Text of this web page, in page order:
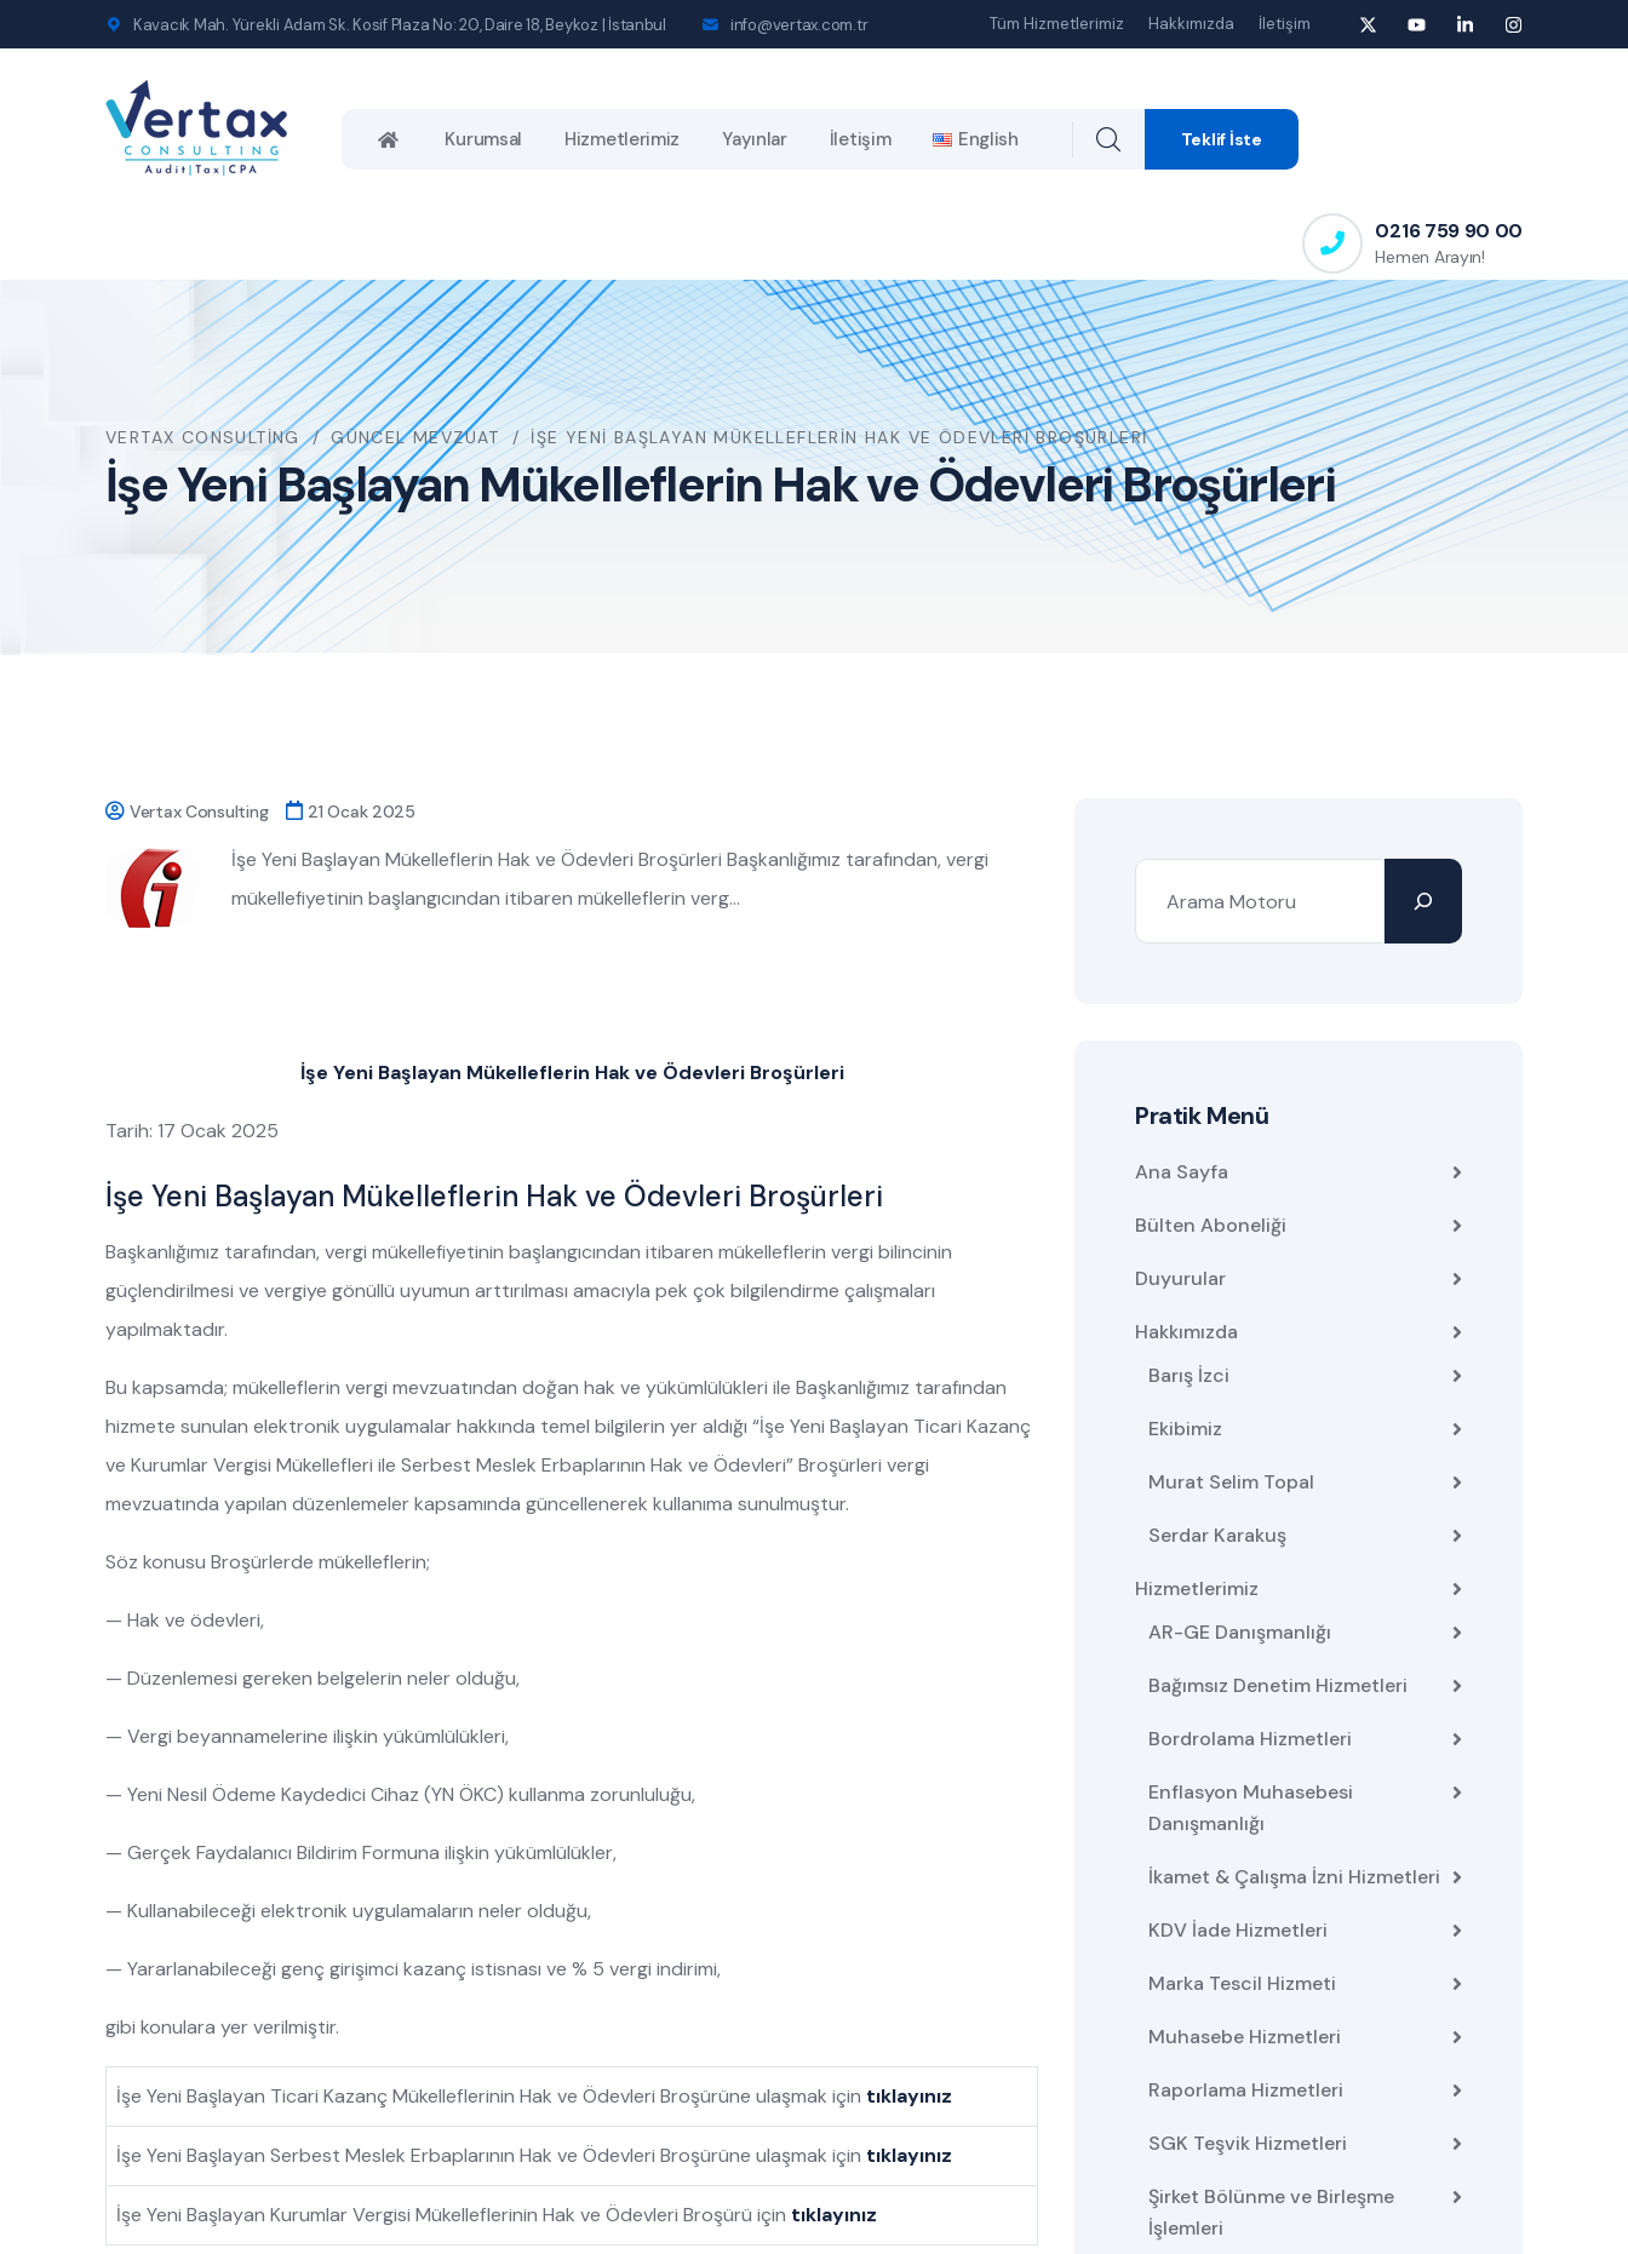
Kavacık Mah. Yürekli Adam Sk. Kosif Plaza No: 20, Daire 18, Beykoz | İstanbul info@vertax.com.tr Tüm Hizmetlerimiz Hakkımızda İletişim
Kurumsal Hizmetlerimiz Yayınlar İletişim English Teklif İste
0216 759 90 00
Hemen Arayın!
VERTAX CONSULTING GÜNCEL MEVZUAT İŞE YENI BAŞLAYAN MÜKELLEFLERIN HAK VE ÖDEVLERI BROŞÜRLERI
İşe Yeni Başlayan Mükelleflerin Hak ve Ödevleri Broşürleri
Vertax Consulting 21 Ocak 2025
İşe Yeni Başlayan Mükelleflerin Hak ve Ödevleri Broşürleri Başkanlığımız tarafından, vergi
mükellefiyetinin başlangıcından itibaren mükelleflerin verg…
İşe Yeni Başlayan Mükelleflerin Hak ve Ödevleri Broşürleri
Tarih: 17 Ocak 2025
İşe Yeni Başlayan Mükelleflerin Hak ve Ödevleri Broşürleri
Başkanlığımız tarafından, vergi mükellefiyetinin başlangıcından itibaren mükelleflerin vergi bilincinin
güçlendirilmesi ve vergiye gönüllü uyumun arttırılması amacıyla pek çok bilgilendirme çalışmaları
yapılmaktadır.
Bu kapsamda; mükelleflerin vergi mevzuatından doğan hak ve yükümlülükleri ile Başkanlığımız tarafından
hizmete sunulan elektronik uygulamalar hakkında temel bilgilerin yer aldığı “İşe Yeni Başlayan Ticari Kazanç
ve Kurumlar Vergisi Mükellefleri ile Serbest Meslek Erbaplarının Hak ve Ödevleri” Broşürleri vergi
mevzuatında yapılan düzenlemeler kapsamında güncellenerek kullanıma sunulmuştur.
Söz konusu Broşürlerde mükelleflerin;
— Hak ve ödevleri,
— Düzenlemesi gereken belgelerin neler olduğu,
— Vergi beyannamelerine ilişkin yükümlülükleri,
— Yeni Nesil Ödeme Kaydedici Cihaz (YN ÖKC) kullanma zorunluluğu,
— Gerçek Faydalanıcı Bildirim Formuna ilişkin yükümlülükler,
— Kullanabileceği elektronik uygulamaların neler olduğu,
— Yararlanabileceği genç girişimci kazanç istisnası ve % 5 vergi indirimi,
gibi konulara yer verilmiştir.
İşe Yeni Başlayan Ticari Kazanç Mükelleflerinin Hak ve Ödevleri Broşürüne ulaşmak için tıklayınız
İşe Yeni Başlayan Serbest Meslek Erbaplarının Hak ve Ödevleri Broşürüne ulaşmak için tıklayınız
İşe Yeni Başlayan Kurumlar Vergisi Mükelleflerinin Hak ve Ödevleri Broşürü için tıklayınız
Pratik Menü
Ana Sayfa
Bülten Aboneliği
Duyurular
Hakkımızda
Barış İzci
Ekibimiz
Murat Selim Topal
Serdar Karakuş
Hizmetlerimiz
AR-GE Danışmanlığı
Bağımsız Denetim Hizmetleri
Bordrolama Hizmetleri
Enflasyon Muhasebesi
Danışmanlığı
İkamet & Çalışma İzni Hizmetleri
KDV İade Hizmetleri
Marka Tescil Hizmeti
Muhasebe Hizmetleri
Raporlama Hizmetleri
SGK Teşvik Hizmetleri
Şirket Bölünme ve Birleşme
İşlemleri